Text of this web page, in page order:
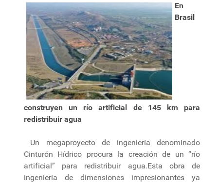
En
Brasil
construyen un río artificial de 145 km para
redistribuir agua
Un megaproyecto de ingeniería denominado
Cinturón Hídrico procura la creación de un “río
artificial” para redistribuir agua.Esta obra de
ingeniería de dimensiones impresionantes ya